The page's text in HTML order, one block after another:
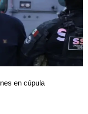
en cúpula